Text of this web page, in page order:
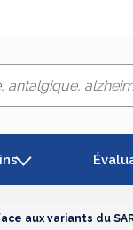
aux variants du